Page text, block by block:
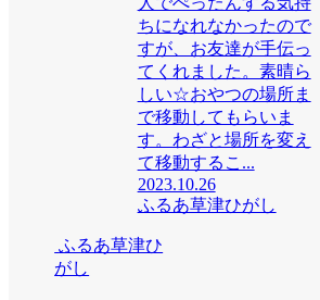
ちになれなかったので
すが、お友達が手伝っ
てくれました。素晴ら
しい☆おやつの場所ま
で移動してもらいま
す。わざと場所を変え
て移動するこ...
2023.10.26
ふるあ草津ひがし
ふるあ草津ひ
がし